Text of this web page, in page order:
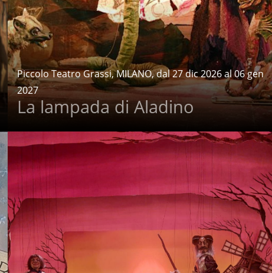
Piccolo Teatro Grassi, MILANO, dal 27 dic 2026 al 06 gen
2027
La lampada di Aladino